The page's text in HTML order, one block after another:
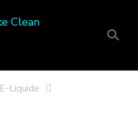
Smoke Clean
E-Liquide